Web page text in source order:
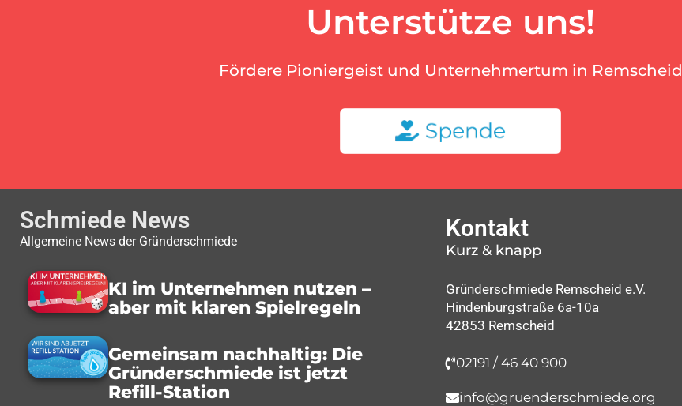
Unterstütze uns!
Fördere Pioniergeist und Unternehmertum in Remscheid
Schmiede News
Allgemeine News der Gründerschmiede
KI im Unternehmen nutzen –
aber mit klaren Spielregeln
Gemeinsam nachhaltig: Die
Gründerschmiede ist jetzt
Refill-Station
Kontakt
Kurz & knapp
Gründerschmiede Remscheid e.V.
Hindenburgstraße 6a-10a
42853 Remscheid
02191 / 46 40 900
info@gruenderschmiede.org